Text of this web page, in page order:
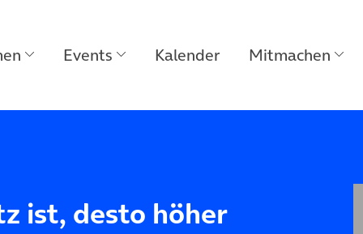
Events Kalender Mitmachen
ist, desto höher